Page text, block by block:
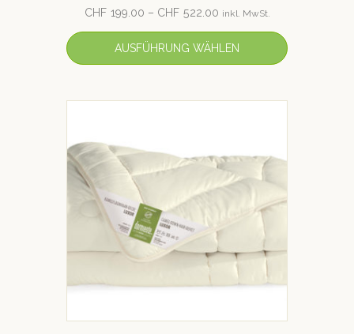
Bewertet mit
5.00
CHF 199.00 – CHF 522.00 inkl. MwSt.
AUSFÜHRUNG WÄHLEN